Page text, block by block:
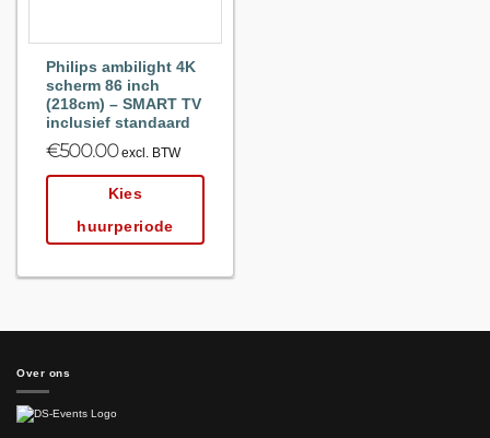
Philips ambilight 4K
scherm 86 inch
(218cm) – SMART TV
inclusief standaard
€500.00excl. BTW
Kies
huurperiode
Over ons